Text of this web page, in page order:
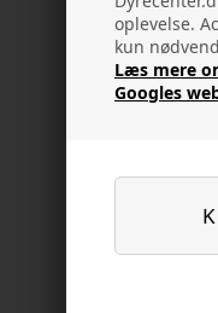
oplevelse.
kun
Læs mere
Googles